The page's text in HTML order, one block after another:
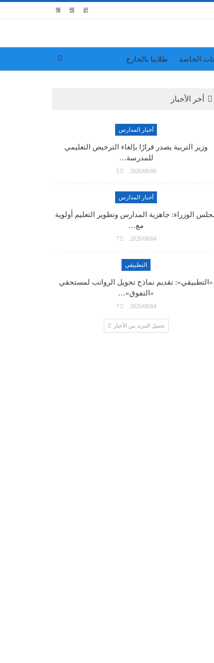
الخاصة طلابنا بالخارج
أخر الأخبار
أخبار المدارس
وزير التربية يصدر قرارًا بإلغاء الترخيص التعليمي
للمدرسة…
2026/08/06
5
أخبار المدارس
الوزراء: جاهزية المدارس وتطوير التعليم أولوية
مع…
2026/08/04
7
التطبيقي
«التطبيقي»: تقديم نماذج تحويل الرواتب لمستحقي
«التفوق»…
2026/08/04
7
تحميل المزيد من الأخبار